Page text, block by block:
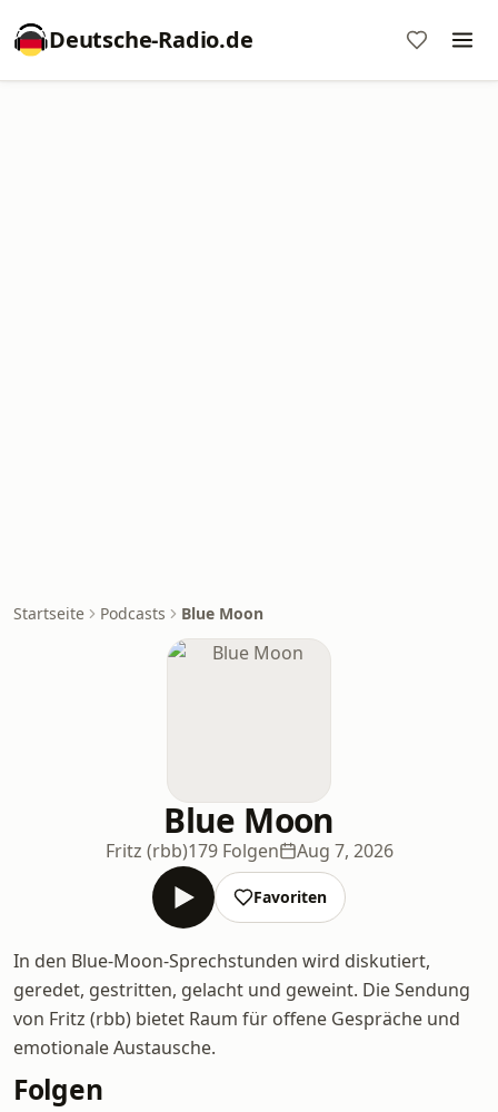
Deutsche-Radio.de
Startseite Podcasts Blue Moon
Blue Moon
Fritz (rbb)179 Folgen Aug 7, 2026
Favoriten
In den Blue-Moon-Sprechstunden wird diskutiert,
geredet, gestritten, gelacht und geweint. Die Sendung
von Fritz (rbb) bietet Raum für offene Gespräche und
emotionale Austausche.
Folgen